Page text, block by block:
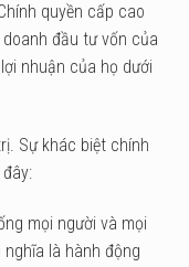
quyền cấp cao
đầu tư vốn của
nhuận của họ dưới
Sự khác biệt chính
mọi người và mọi
là hành động